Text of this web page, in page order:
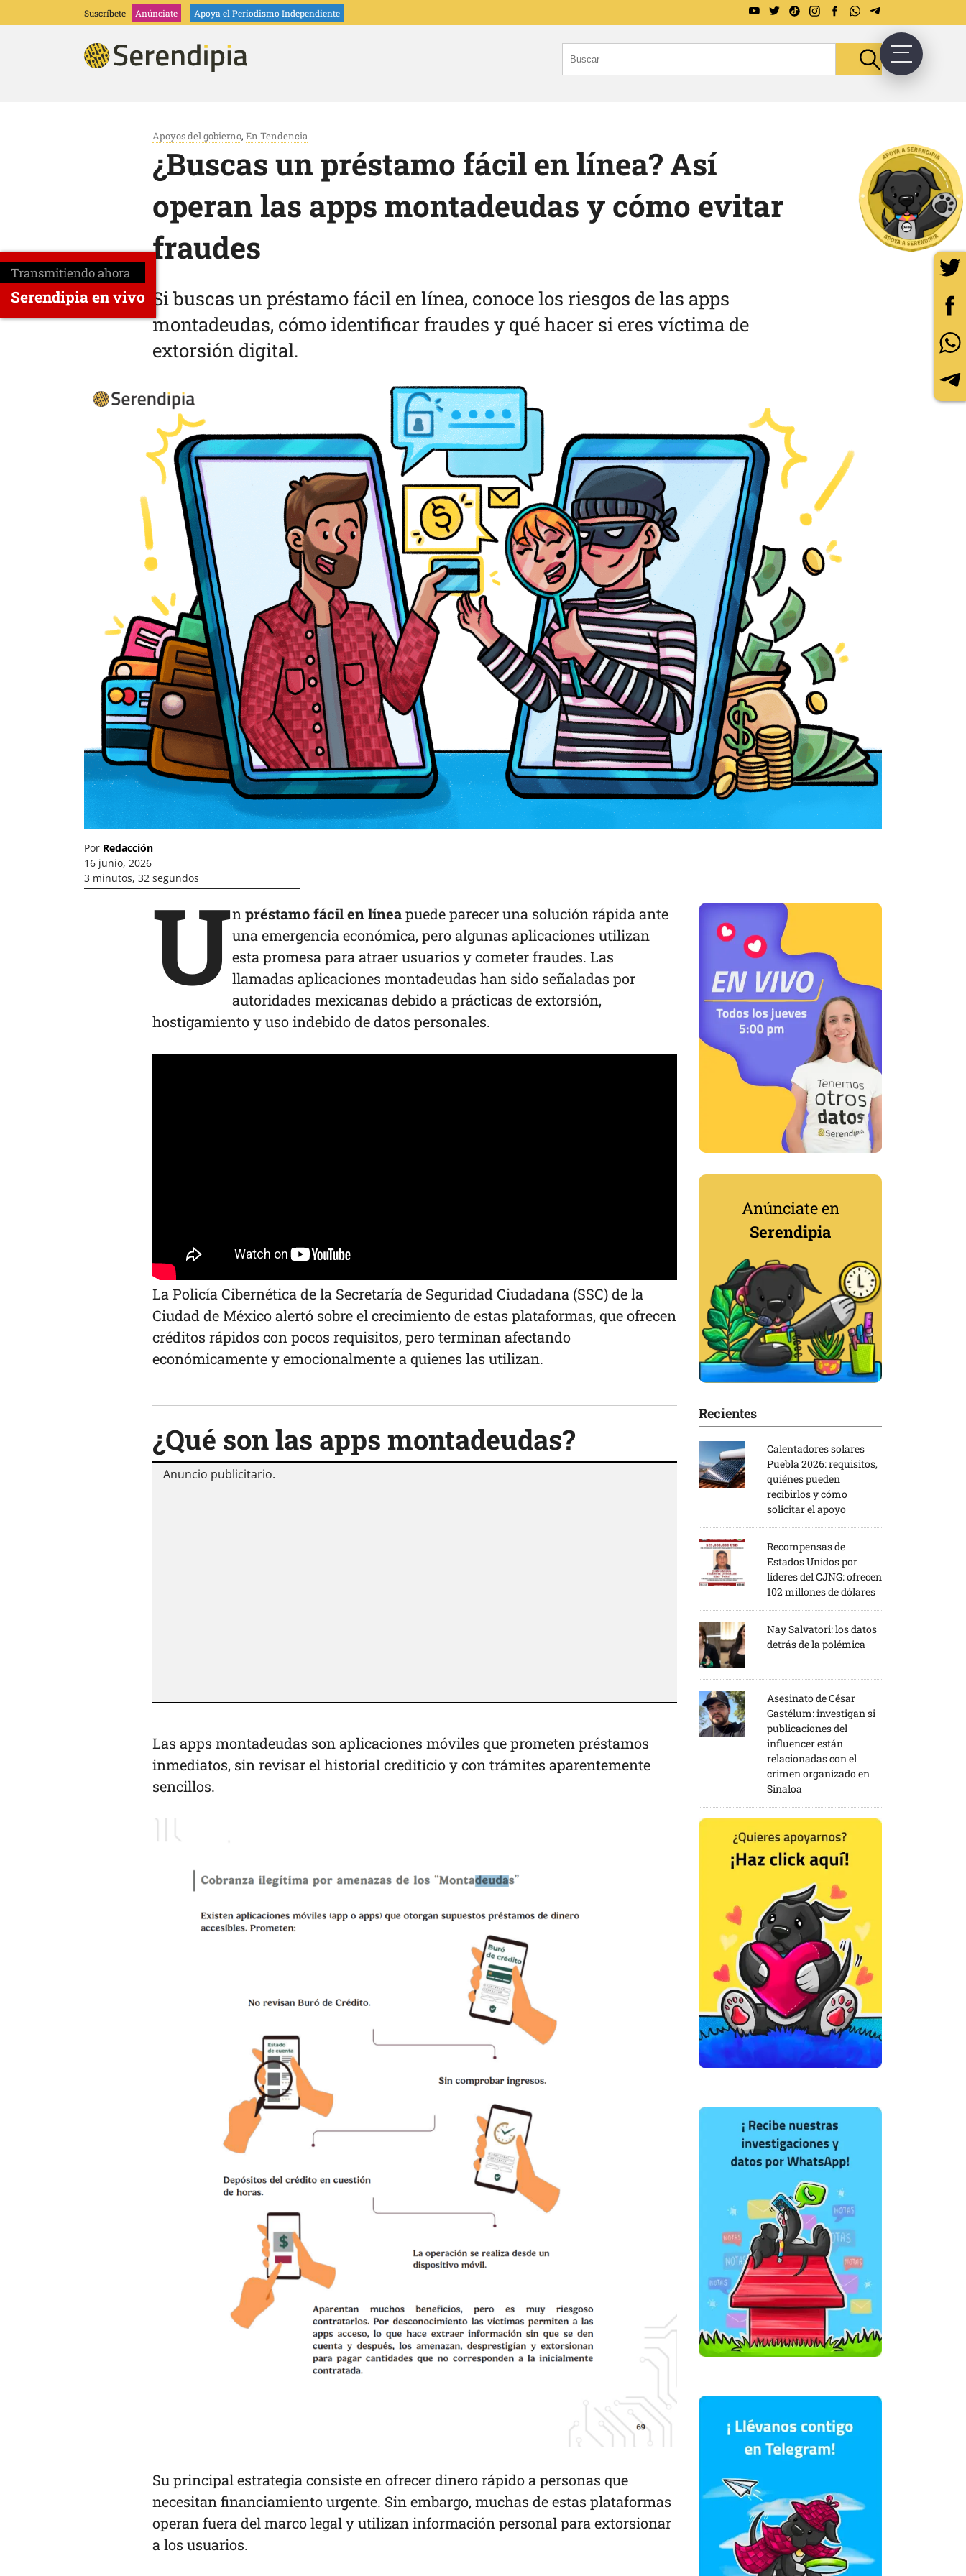
Suscríbete Anúnciate Apoya el Periodismo Independiente
Apoyos del gobierno, En Tendencia
¿Buscas un préstamo fácil en línea? Así
operan las apps montadeudas y cómo evitar
fraudes
Si buscas un préstamo fácil en línea, conoce los riesgos de las apps
montadeudas, cómo identificar fraudes y qué hacer si eres víctima de
extorsión digital.
Por Redacción
16 junio, 2026
3 minutos, 32 segundos
Unpréstamo fácil en líneapuede parecer una solución rápida ante
una emergencia económica, pero algunas aplicaciones utilizan
esta promesa para atraer usuarios y cometer fraudes. Las
llamadas aplicaciones montadeudas han sido señaladas por
autoridades mexicanas debido a prácticas de extorsión,
hostigamiento y uso indebido de datos personales.
La Policía Cibernética de la Secretaría de Seguridad Ciudadana (SSC) de la
Ciudad de México alertó sobre el crecimiento de estas plataformas, que ofrecen
créditos rápidos con pocos requisitos, pero terminan afectando
económicamente y emocionalmente a quienes las utilizan.
¿Qué son las apps montadeudas?
Las apps montadeudas son aplicaciones móviles que prometen préstamos
inmediatos, sin revisar el historial crediticio y con trámites aparentemente
sencillos.
Su principal estrategia consiste en ofrecer dinero rápido a personas que
necesitan financiamiento urgente. Sin embargo, muchas de estas plataformas
operan fuera del marco legal y utilizan información personal para extorsionar
a los usuarios.
Anúnciate en
Serendipia
Recientes
Calentadores solares
Puebla 2026: requisitos,
quiénes pueden
recibirlos y cómo
solicitar el apoyo
Recompensas de
Estados Unidos por
líderes del CJNG: ofrecen
102 millones de dólares
Nay Salvatori: los datos
detrás de la polémica
Asesinato de César
Gastélum: investigan si
publicaciones del
influencer están
relacionadas con el
crimen organizado en
Sinaloa
Transmitiendo ahora
Serendipia en vivo